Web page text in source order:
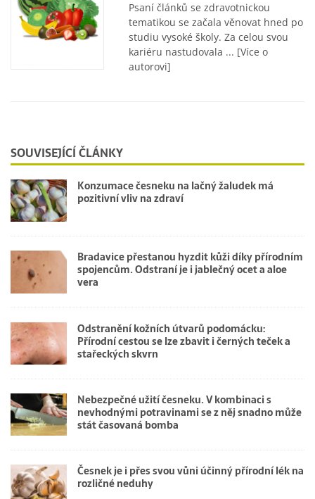
Psaní článků se zdravotnickou
tematikou se začala věnovat hned po
studiu vysoké školy. Za celou svou
kariéru nastudovala ... [Více o
autorovi]
SOUVISEJÍCÍ ČLÁNKY
Konzumace česneku na lačný žaludek má
pozitivní vliv na zdraví
Bradavice přestanou hyzdit kůži díky přírodním
spojencům. Odstraní je i jablečný ocet a aloe
vera
Odstranění kožních útvarů podomácku:
Přírodní cestou se lze zbavit i černých teček a
stařeckých skvrn
Nebezpečné užití česneku. V kombinaci s
nevhodnými potravinami se z něj snadno může
stát časovaná bomba
Česnek je i přes svou vůni účinný přírodní lék na
rozličné neduhy